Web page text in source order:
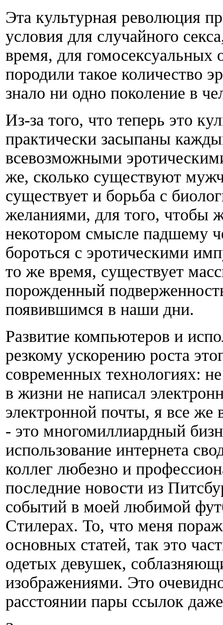
Эта культурная революция
условия для случайного
время, для
породили такое количество
знало ни одно поколение в
Из-за того, что теперь это
практически засыпаны
всевозможными
же, сколько существуют
существует и борьба с
желаниями, для того, чтобы
некотором смысле падшему
бороться с эротическими
то же время, существует
порожденный
появившимся в наши дни.
Развитие компьютеров и
резкому ускорению роста
современных технологиях:
в жизни не написал
электронной почты, я все же
- это многомиллиардный
использование интернета
коллег любезно и
последние новости из
событий в моей любимой
Стилерах. То, что меня
основных статей, так это
одетых девушек,
изображениями. Это
расстоянии пары ссылок